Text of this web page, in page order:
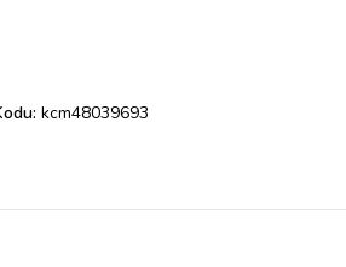
kcm48039693